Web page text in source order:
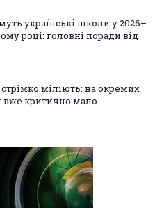
українські школи у 2026–
році: головні поради від
міліють: на окремих
вже критично мало